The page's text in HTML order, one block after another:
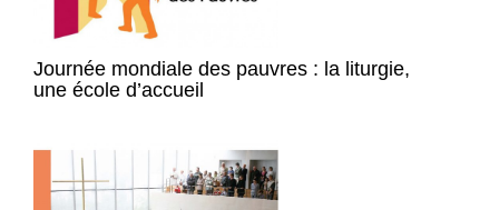
Journée mondiale des pauvres : la liturgie,
une école d’accueil